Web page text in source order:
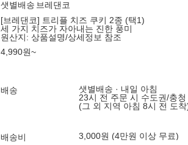
샛별배송 브레댄코
[브레댄코] 트리플 치즈 쿠키 2종 (택1)
세 가지 치즈가 자아내는 진한 풍미
원산지: 상품설명/상세정보 참조
4,990원~
배송
샛별배송 · 내일 아침
23시 전 주문 시 수도권/충
(그 외 지역 아침 8시 전 도착
배송비 3,000원 (4만원 이상 무료)